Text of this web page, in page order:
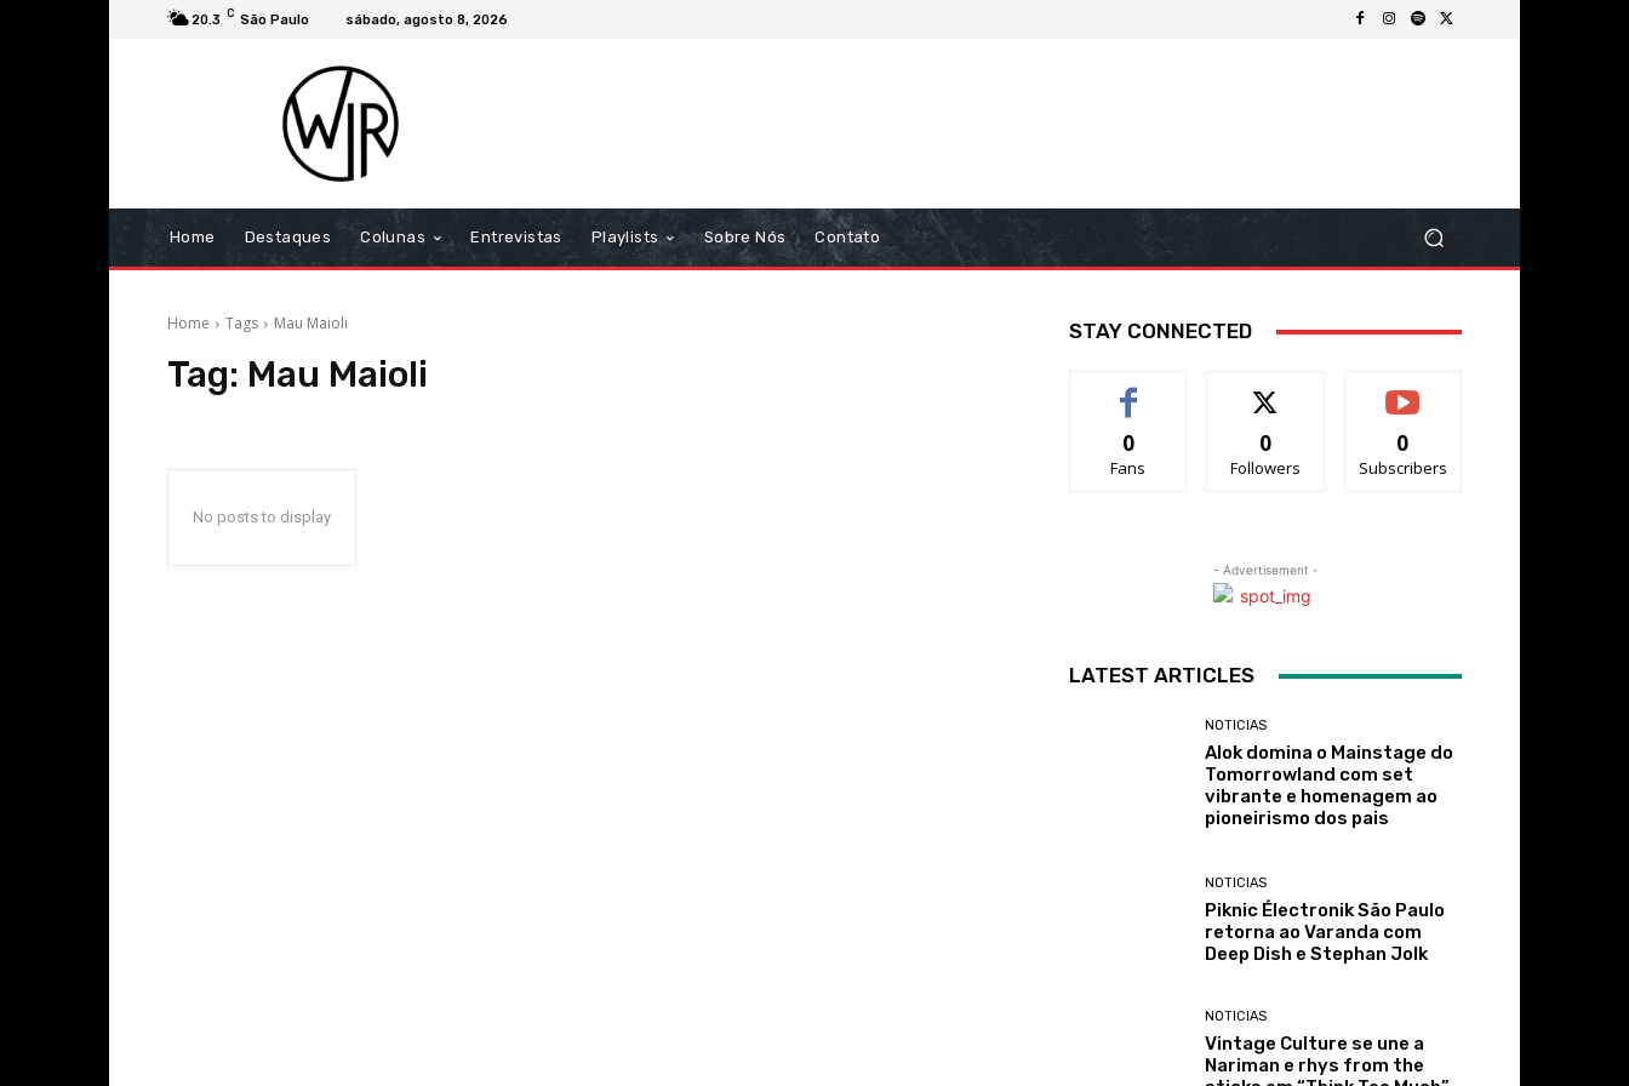
20.3 C São Paulo sábado, agosto 8, 2026
Home Destaques Colunas Entrevistas Playlists Sobre Nós Contato
Home Tags Mau Maioli
Tag: Mau Maioli
No posts to display
STAY CONNECTED
0
Fans
0
Followers
0
Subscribers
- Advertisement -
LATEST ARTICLES
NOTICIAS
Alok domina o Mainstage do
Tomorrowland com set
vibrante e homenagem ao
pioneirismo dos pais
NOTICIAS
Piknic Électronik São Paulo
retorna ao Varanda com
Deep Dish e Stephan Jolk
NOTICIAS
Vintage Culture se une a
Nariman e rhys from the